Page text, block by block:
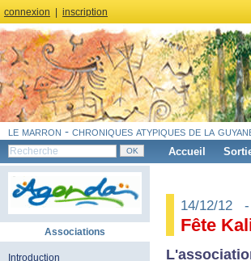
connexion inscription
le marron - chroniques atypiques de la
Accueil
Associations
Introduction
14/12/12
Fête